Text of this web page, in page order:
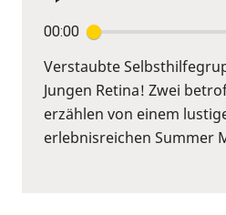
00:00
Verstaubte
Jungen Retina! Zwei
erzählen von einem
erlebnisreichen Summer